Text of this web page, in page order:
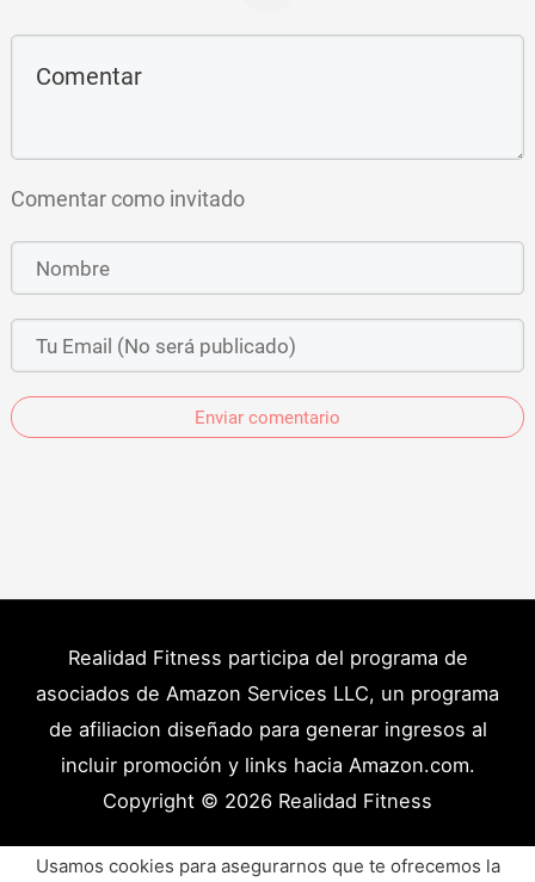
Comentar como invitado
Enviar comentario
Realidad Fitness participa del programa de
asociados de Amazon Services LLC, un programa
de afiliacion diseñado para generar ingresos al
incluir promoción y links hacia Amazon.com.
Copyright © 2026 Realidad Fitness
Políticas de Privacidad – Términos y Condiciones
Usamos cookies para asegurarnos que te ofrecemos la